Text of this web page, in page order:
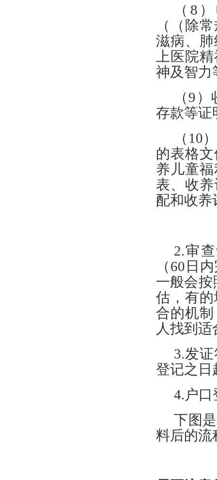
（ 8
（（除
滋病、
上医院
神及智力
（9）
存款等证
（ 10
的表格
养儿童
表、收
配和收养
2.审
（60日
一般会按
估，有
合的机
人找到
3.发
登记之日
4.户
下图
料后的流